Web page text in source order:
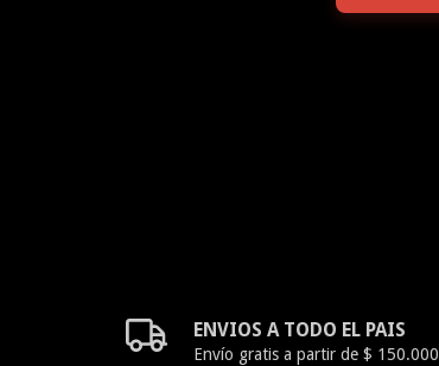
ENVIOS A TODO EL PAIS
Envío gratis a partir de $ 150.000